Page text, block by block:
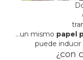
…un mismo papel
puede
¿con